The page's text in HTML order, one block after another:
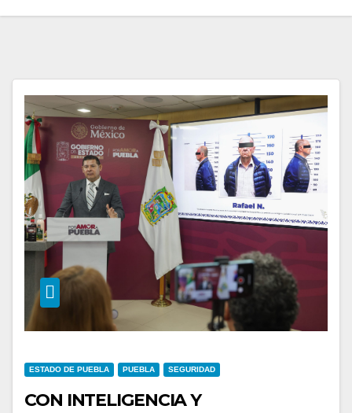
ESTADO DE PUEBLA PUEBLA SEGURIDAD
CON INTELIGENCIA Y